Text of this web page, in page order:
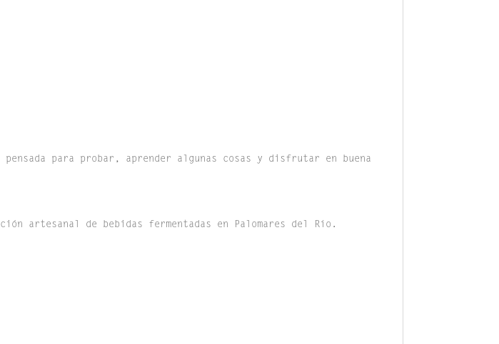
para probar, aprender algunas cosas y disfrutar en buena
artesanal de bebidas fermentadas en Palomares del Río.